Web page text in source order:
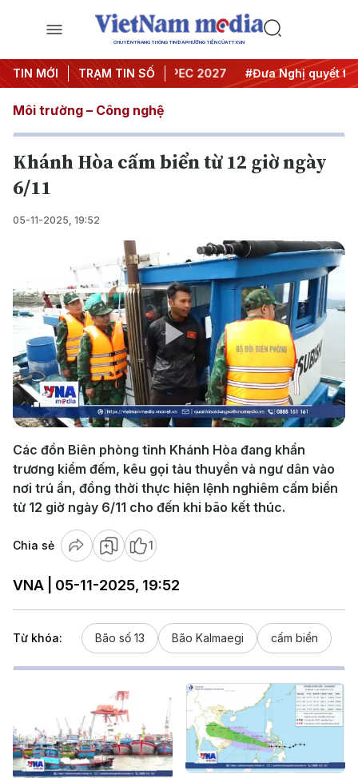
CHUYÊN TRANG THÔNG TIN ĐA PHƯƠNG TIỆN CỦA TTXVN
TIN MỚI TRẠM TIN SỐ
nghị Trung ương 3 #APEC 2027 #Đưa Nghị quyết thành
Môi trường – Công nghệ
Khánh Hòa cấm biển từ 12 giờ ngày
6/11
05-11-2025, 19:52
Play
Video
Các đồn Biên phòng tỉnh Khánh Hòa đang khẩn
trương kiểm đếm, kêu gọi tàu thuyền và ngư dân vào
nơi trú ẩn, đồng thời thực hiện lệnh nghiêm cấm biển
từ 12 giờ ngày 6/11 cho đến khi bão kết thúc.
Chia sẻ 1
VNA | 05-11-2025, 19:52
Từ khóa: Bão số 13 Bão Kalmaegi cấm biển